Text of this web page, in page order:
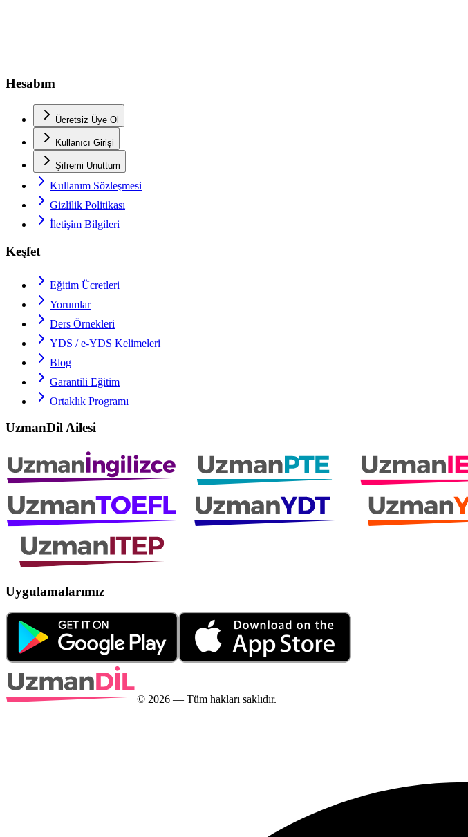
Hesabım
Ücretsiz Üye Ol
Kullanıcı Girişi
Şifremi Unuttum
Kullanım Sözleşmesi
Gizlilik Politikası
İletişim Bilgileri
Keşfet
Eğitim Ücretleri
Yorumlar
Ders Örnekleri
YDS / e-YDS Kelimeleri
Blog
Garantili Eğitim
Ortaklık Programı
UzmanDil Ailesi
Uygulamalarımız
© 2026 — Tüm hakları saklıdır.